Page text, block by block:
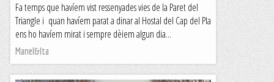
Fa temps que havíem vist ressenyades vies de la Paret del
Triangle i quan havíem parat a dinar al Hostal del Cap del Pla
ens ho havíem mirat i sempre dèiem algun dia...
Manel&Ita